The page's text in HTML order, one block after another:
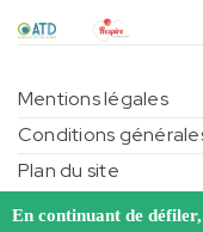
Mentions légales
Conditions
Plan du site
En continuant de défiler,